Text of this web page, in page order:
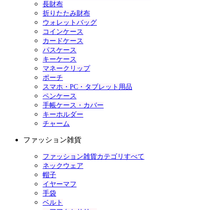
長財布
折りたたみ財布
ウォレットバッグ
コインケース
カードケース
パスケース
キーケース
マネークリップ
ポーチ
スマホ・PC・タブレット用品
ペンケース
手帳ケース・カバー
キーホルダー
チャーム
ファッション雑貨
ファッション雑貨カテゴリすべて
ネックウェア
帽子
イヤーマフ
手袋
ベルト